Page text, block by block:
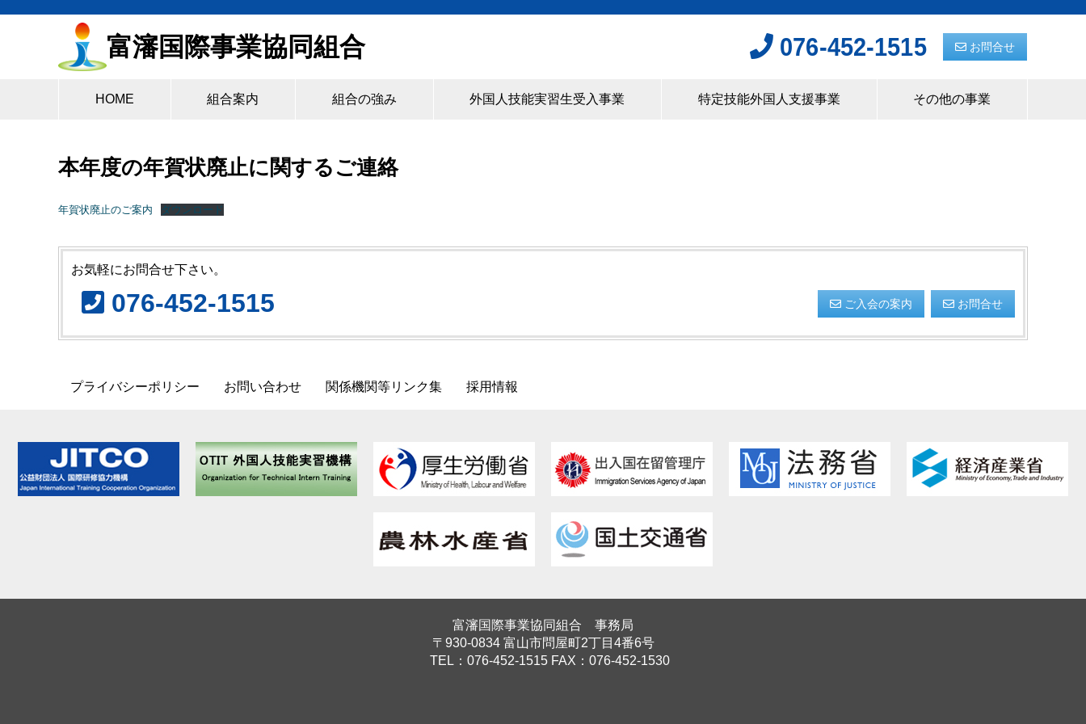
富瀋国際事業協同組合 076-452-1515 お問合せ
HOME 組合案内 組合の強み 外国人技能実習生受入事業 特定技能外国人支援事業 その他の事業
本年度の年賀状廃止に関するご連絡
年賀状廃止のご案内 ダウンロード
お気軽にお問合せ下さい。
076-452-1515 ご入会の案内 お問合せ
プライバシーポリシー お問い合わせ 関係機関等リンク集 採用情報
富瀋国際事業協同組合 事務局
〒930-0834 富山市問屋町2丁目4番6号
TEL：076-452-1515 FAX：076-452-1530